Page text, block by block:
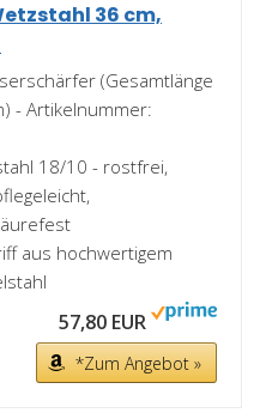
36 cm,
(Gesamtlänge
- Artikelnummer:
18/10 - rostfrei,
aus hochwertigem
57,80 EUR
*Zum Angebot »